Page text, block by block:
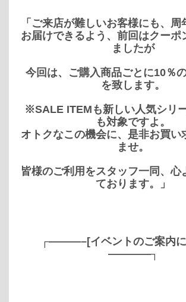
「ご来店が難しいお客様にも、周
お届けできるよう、前回はクーポ
ましたが
今回は、ご購入商品ごとに10％
を致します。
※SALE ITEMも新しい人気シリ
も対象ですよ。
オトクなこの機会に、是非お買い
ませ。
皆様のご利用をスタッフ一同、心
ております。」
┌———–[イベントのご案内に
————┐